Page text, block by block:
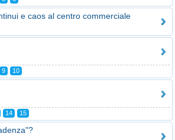
e caos al centro commerciale
9 10
14 15